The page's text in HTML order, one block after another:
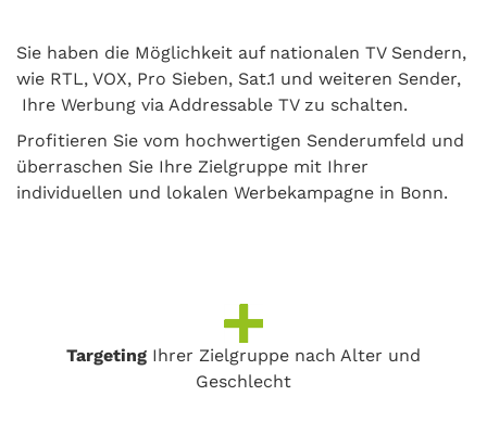
Sie haben die Möglichkeit auf nationalen TV Sendern,
wie RTL, VOX, Pro Sieben, Sat.1 und weiteren Sender,
Ihre Werbung via Addressable TV zu schalten.
Proﬁtieren Sie vom hochwertigen Senderumfeld und
überraschen Sie Ihre Zielgruppe mit Ihrer
individuellen und lokalen Werbekampagne in Bonn.
Targeting Ihrer Zielgruppe nach Alter und
Geschlecht